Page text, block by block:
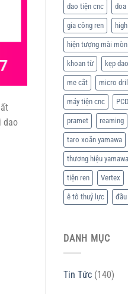
dao
dao tiện cnc doa
gia công ren
hiện tượng mài mòn
khoan từ kẹp dao
me cắt micro drill
máy tiện cnc PCD
pramet reaming
taro xoắn yamawa
thương hiệu yamawa
tiện ren Vertex
ê tô thuỷ lực
DANH MỤC
Tin Tức (140)